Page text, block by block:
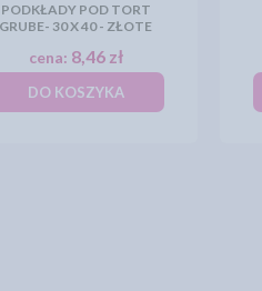
PODKŁADY POD TORT
GRUBE- 30 X 40 - ZŁOTE
cena: 8,46 zł
DO KOSZYKA